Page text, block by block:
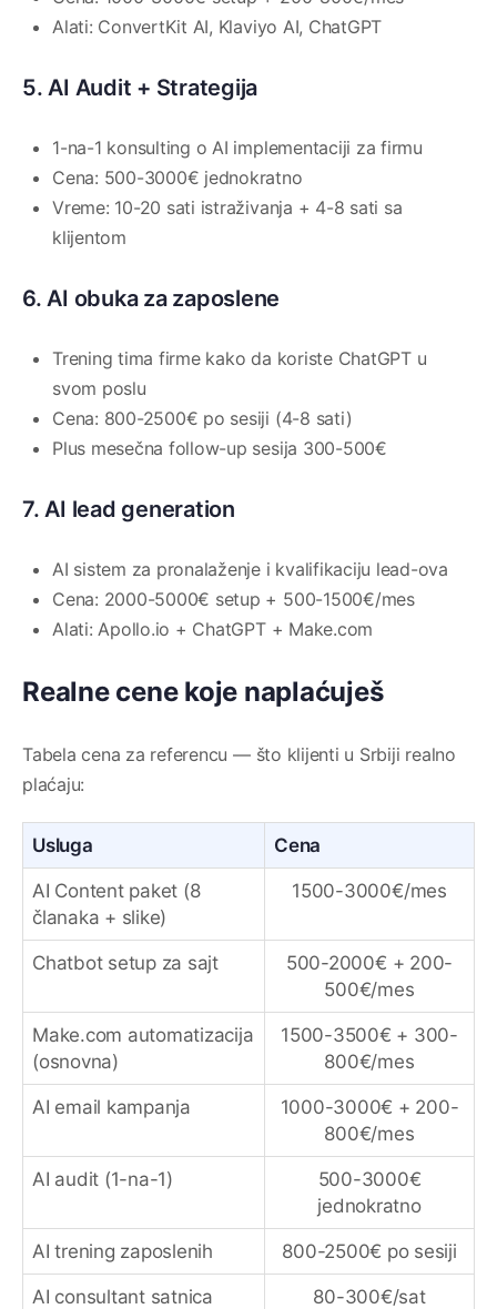
Alati: ConvertKit AI, Klaviyo AI, ChatGPT
5. AI Audit + Strategija
1-na-1 konsulting o AI implementaciji za firmu
Cena: 500-3000€ jednokratno
Vreme: 10-20 sati istraživanja + 4-8 sati sa
klijentom
6. AI obuka za zaposlene
Trening tima firme kako da koriste ChatGPT u
svom poslu
Cena: 800-2500€ po sesiji (4-8 sati)
Plus mesečna follow-up sesija 300-500€
7. AI lead generation
AI sistem za pronalaženje i kvalifikaciju lead-ova
Cena: 2000-5000€ setup + 500-1500€/mes
Alati: Apollo.io + ChatGPT + Make.com
Realne cene koje naplaćuješ
Tabela cena za referencu — što klijenti u Srbiji realno
plaćaju:
Usluga Cena
AI Content paket (8
članaka + slike)
1500-3000€/mes
Chatbot setup za sajt
500-2000€ + 200-
500€/mes
Make.com automatizacija
(osnovna)
1500-3500€ + 300-
800€/mes
AI email kampanja
1000-3000€ + 200-
800€/mes
AI audit (1-na-1)
500-3000€
jednokratno
AI trening zaposlenih 800-2500€ po sesiji
AI consultant satnica 80-300€/sat